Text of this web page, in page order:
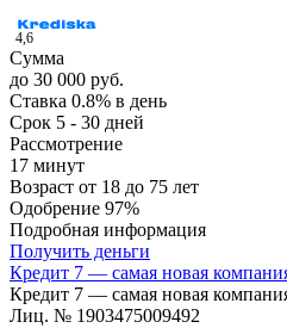
4,6
Сумма
до 30 000 руб.
Ставка 0.8% в день
Срок 5 - 30 дней
Рассмотрение
17 минут
Возраст от 18 до 75 лет
Одобрение 97%
Подробная информация
Получить деньги
Кредит 7 — самая новая
Кредит 7 — самая новая
Лиц. № 1903475009492